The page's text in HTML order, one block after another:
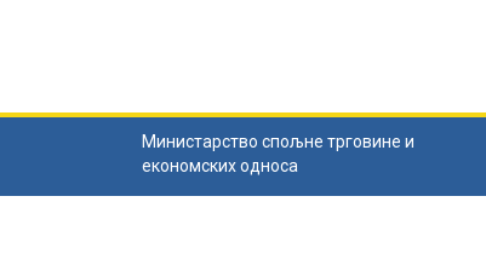
Министарство спољне трговине и
економских односа